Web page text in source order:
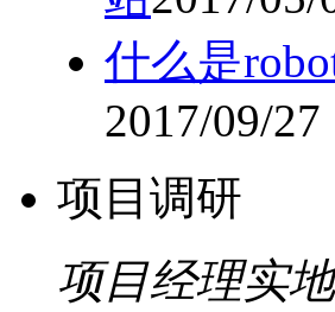
什么是
2017/09/27
项目调研
项目经理实